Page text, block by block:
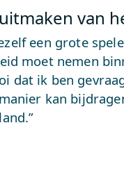
van
een grote
moet nemen
dat ik ben
kan